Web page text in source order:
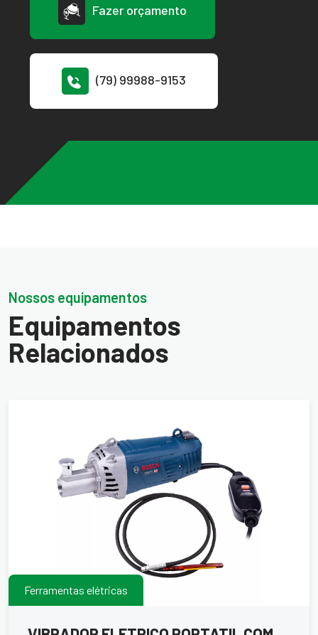
Fazer orçamento
(79) 99988-9153
Nossos equipamentos
Equipamentos
Relacionados
Ferramentas elétricas